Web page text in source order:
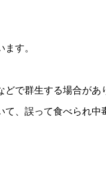
す。
で群生する場合があ
、誤って食べられ中